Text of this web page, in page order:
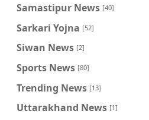
Samastipur News [40]
Sarkari Yojna [52]
Siwan News [2]
Sports News [80]
Trending News [13]
Uttarakhand News [1]